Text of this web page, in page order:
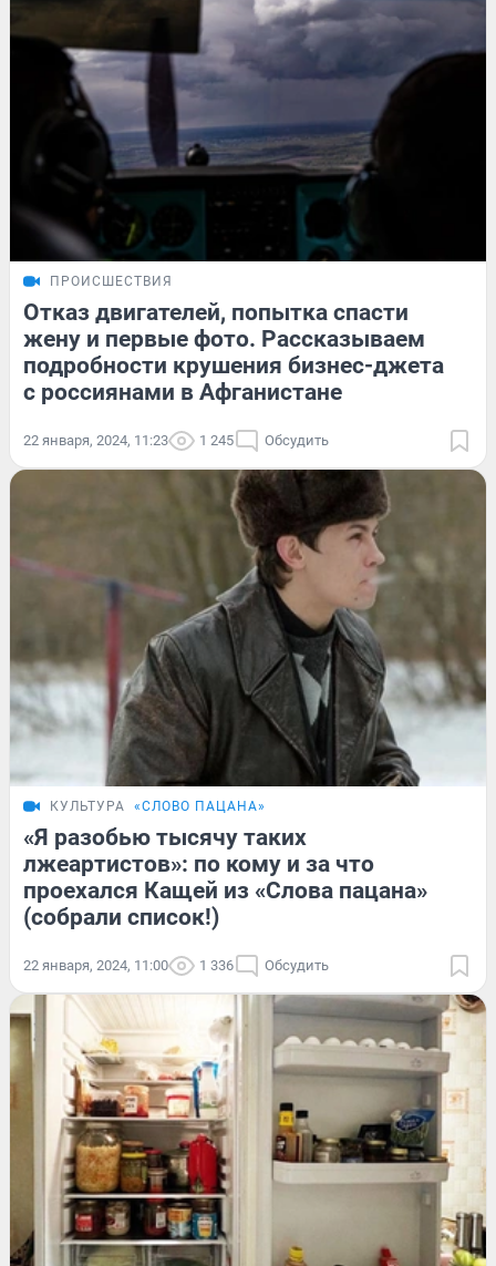
ПРОИСШЕСТВИЯ
Отказ двигателей, попытка спасти
жену и первые фото. Рассказываем
подробности крушения бизнес-джета
с россиянами в Афганистане
22 января, 2024, 11:23 1 245 Обсудить
КУЛЬТУРА «СЛОВО ПАЦАНА»
«Я разобью тысячу таких
лжеартистов»: по кому и за что
проехался Кащей из «Слова пацана»
(собрали список!)
22 января, 2024, 11:00 1 336 Обсудить